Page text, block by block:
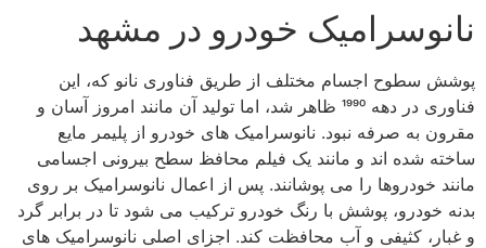
نانوسرامیک خودرو در مشهد
پوشش سطوح اجسام مختلف از طریق فناوری نانو که، این
فناوری در دهه 1990 ظاهر شد، اما تولید آن مانند امروز آسان و
مقرون به صرفه نبود. نانوسرامیک های خودرو از پلیمر مایع
ساخته شده اند و مانند یک فیلم محافظ سطح بیرونی اجسامی
مانند خودروها را می پوشانند. پس از اعمال نانوسرامیک بر روی
بدنه خودرو، پوشش با رنگ خودرو ترکیب می شود تا در برابر گرد
و غبار، کثیفی و آب محافظت کند. اجزای اصلی نانوسرامیک های